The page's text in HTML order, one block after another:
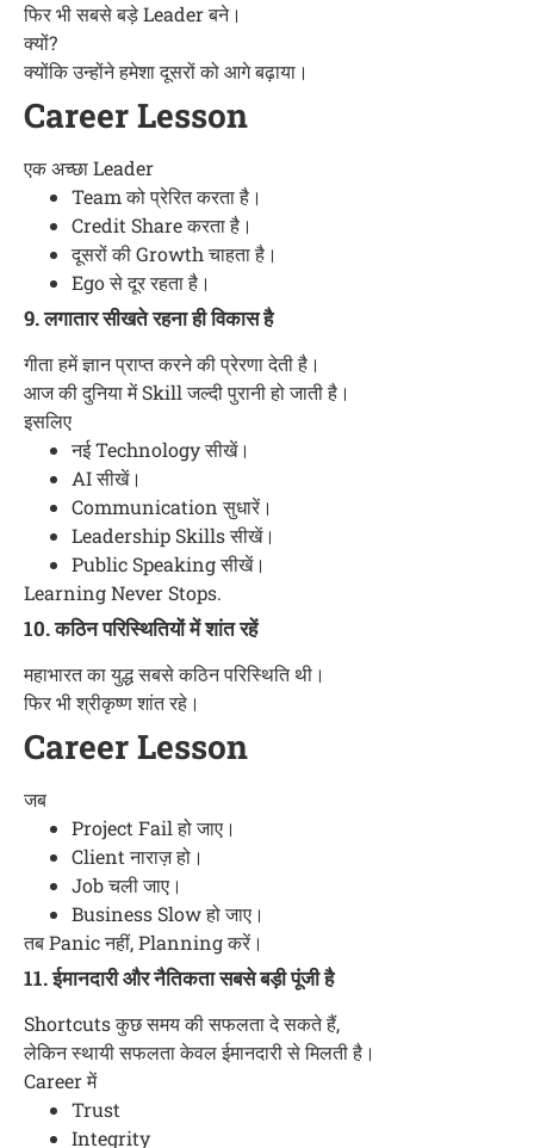
फिर भी सबसे बड़े Leader बने।
क्यों?
क्योंकि उन्होंने हमेशा दूसरों को आगे बढ़ाया।
Career Lesson
एक अच्छा Leader
Team को प्रेरित करता है।
Credit Share करता है।
दूसरों की Growth चाहता है।
Ego से दूर रहता है।
9. लगातार सीखते रहना ही विकास है
गीता हमें ज्ञान प्राप्त करने की प्रेरणा देती है।
आज की दुनिया में Skill जल्दी पुरानी हो जाती है।
इसलिए
नई Technology सीखें।
AI सीखें।
Communication सुधारें।
Leadership Skills सीखें।
Public Speaking सीखें।
Learning Never Stops.
10. कठिन परिस्थितियों में शांत रहें
महाभारत का युद्ध सबसे कठिन परिस्थिति थी।
फिर भी श्रीकृष्ण शांत रहे।
Career Lesson
जब
Project Fail हो जाए।
Client नाराज़ हो।
Job चली जाए।
Business Slow हो जाए।
तब Panic नहीं, Planning करें।
11. ईमानदारी और नैतिकता सबसे बड़ी पूंजी है
Shortcuts कुछ समय की सफलता दे सकते हैं,
लेकिन स्थायी सफलता केवल ईमानदारी से मिलती है।
Career में
Trust
Integrity